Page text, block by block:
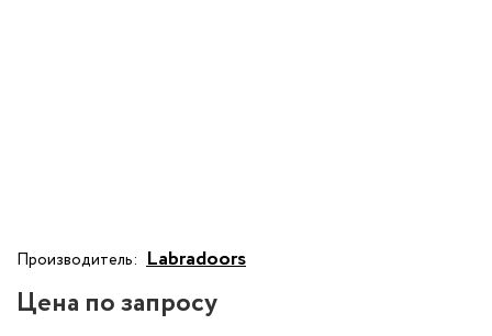
Производитель: Labradoors
Цена по запросу